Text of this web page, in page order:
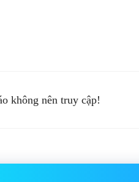
không nên truy cập!